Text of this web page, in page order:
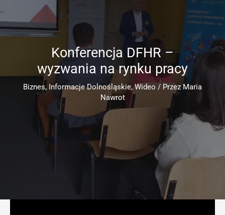
Konferencja DFHR –
wyzwania na rynku pracy
Biznes, Informacje Dolnośląskie,Wideo / PrzezMaria
Nawrot